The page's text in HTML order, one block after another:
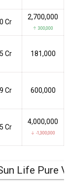
Cr
2,700,000
↑ 300,000
Cr 181,000
Cr 600,000
Cr
4,000,000
↓ -1,300,000
Life Pure